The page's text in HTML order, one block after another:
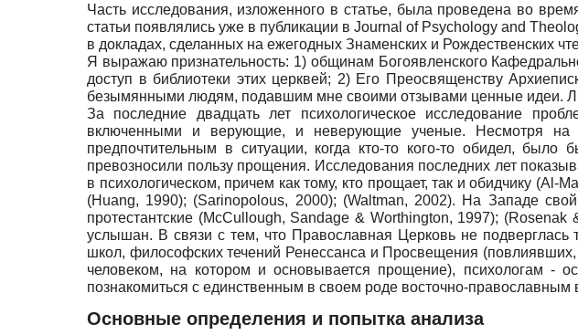
Часть исследования, изложенного в статье, была проведена во
статьи появлялись уже в публикации в Journal of Psychology and
в докладах, сделанных на ежегодных Знаменских и Рождественских
Я выражаю признательность: 1) общинам Богоявленского
доступ в библиотеки этих церквей; 2) Его Преосвященству
безымянными людям, подавшим мне своими отзывами ценные идеи.
За последние двадцать лет психологическое исследование
включенными и верующие, и неверующие ученые. Несмотря
предпочтительным в ситуации, когда кто-то кого-то обидел,
превозносили пользу прощения. Исследования последних лет
в психологическом, причем как тому, кто прощает, так и обидчику
(Huang, 1990); (Sarinopolous, 2000); (Waltman, 2002). На Западе
протестантские (McCullough, Sandage & Worthington, 1997);
услышан. В связи с тем, что Православная Церковь не
школ, философских течений Ренессанса и Просвещения
человеком, на котором и основывается прощение), психологам -
познакомиться с единственным в своем роде восточно-православным
Основные определения и попытка анализа